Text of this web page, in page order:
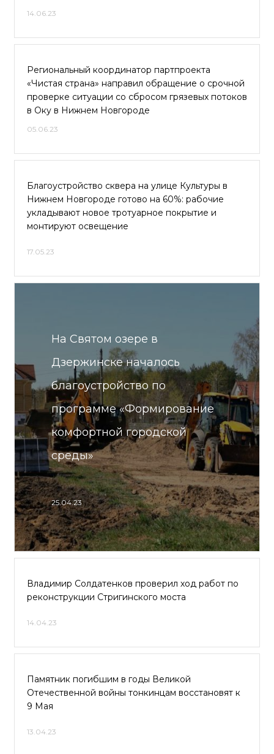
14.06.23
Региональный координатор партпроекта
«Чистая страна» направил обращение о срочной
проверке ситуации со сбросом грязевых потоков
в Оку в Нижнем Новгороде
05.06.23
Благоустройство сквера на улице Культуры в
Нижнем Новгороде готово на 60%: рабочие
укладывают новое тротуарное покрытие и
монтируют освещение
17.05.23
На Святом озере в
Дзержинске началось
благоустройство по
программе «Формирование
комфортной городской
среды»
25.04.23
Владимир Солдатенков проверил ход работ по
реконструкции Стригинского моста
14.04.23
Памятник погибшим в годы Великой
Отечественной войны тонкинцам восстановят к
9 Мая
13.04.23